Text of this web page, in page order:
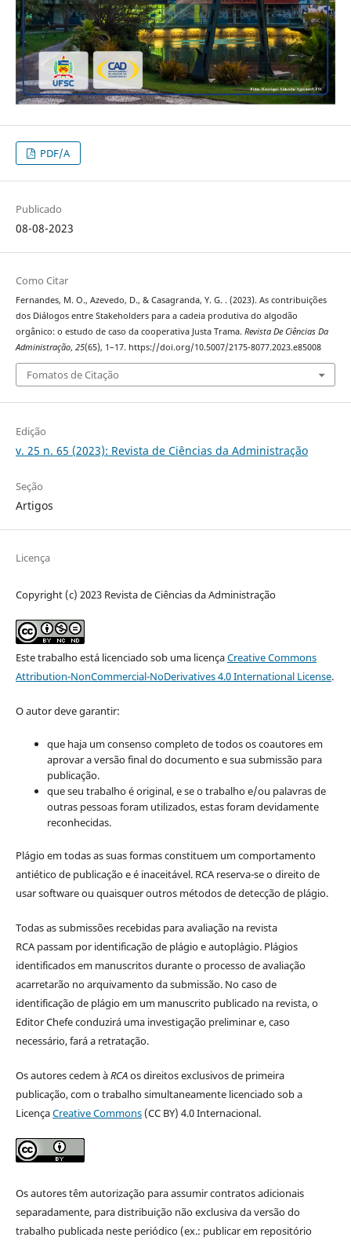
PDF/A
Publicado
08-08-2023
Como Citar
Fernandes, M. O., Azevedo, D., & Casagranda, Y. G. . (2023). As contribuições
dos Diálogos entre Stakeholders para a cadeia produtiva do algodão
orgânico: o estudo de caso da cooperativa Justa Trama. Revista De Ciências Da
Administração, 25(65), 1–17. https://doi.org/10.5007/2175-8077.2023.e85008
Fomatos de Citação
Edição
v. 25 n. 65 (2023): Revista de Ciências da Administração
Seção
Artigos
Licença
Copyright (c) 2023 Revista de Ciências da Administração
Este trabalho está licenciado sob uma licençaCreative Commons
Attribution-NonCommercial-NoDerivatives 4.0 International License.
O autor deve garantir:
que haja um consenso completo de todos os coautores em
aprovar a versão final do documento e sua submissão para
publicação.
que seu trabalho é original, e se o trabalho e/ou palavras de
outras pessoas foram utilizados, estas foram devidamente
reconhecidas.
Plágio em todas as suas formas constituem um comportamento
antiético de publicação e é inaceitável. RCA reserva-se o direito de
usar software ou quaisquer outros métodos de detecção de plágio.
Todas as submissões recebidas para avaliação na revista
RCA passam por identificação de plágio e autoplágio. Plágios
identificados em manuscritos durante o processo de avaliação
acarretarão no arquivamento da submissão. No caso de
identificação de plágio em um manuscrito publicado na revista, o
Editor Chefe conduzirá uma investigação preliminar e, caso
necessário, fará a retratação.
Os autores cedem àRCAos direitos exclusivos de primeira
publicação, com o trabalho simultaneamente licenciado sob a
LicençaCreative Commons(CC BY) 4.0 Internacional.
Os autores têm autorização para assumir contratos adicionais
separadamente, para distribuição não exclusiva da versão do
trabalho publicada neste periódico (ex.: publicar em repositório